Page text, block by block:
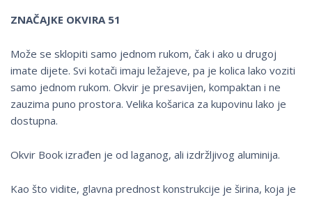
ZNAČAJKE OKVIRA 51
Može se sklopiti samo jednom rukom, čak i ako u drugoj
imate dijete. Svi kotači imaju ležajeve, pa je kolica lako voziti
samo jednom rukom. Okvir je presavijen, kompaktan i ne
zauzima puno prostora. Velika košarica za kupovinu lako je
dostupna.
Okvir Book izrađen je od laganog, ali izdržljivog aluminija.
Kao što vidite, glavna prednost konstrukcije je širina, koja je